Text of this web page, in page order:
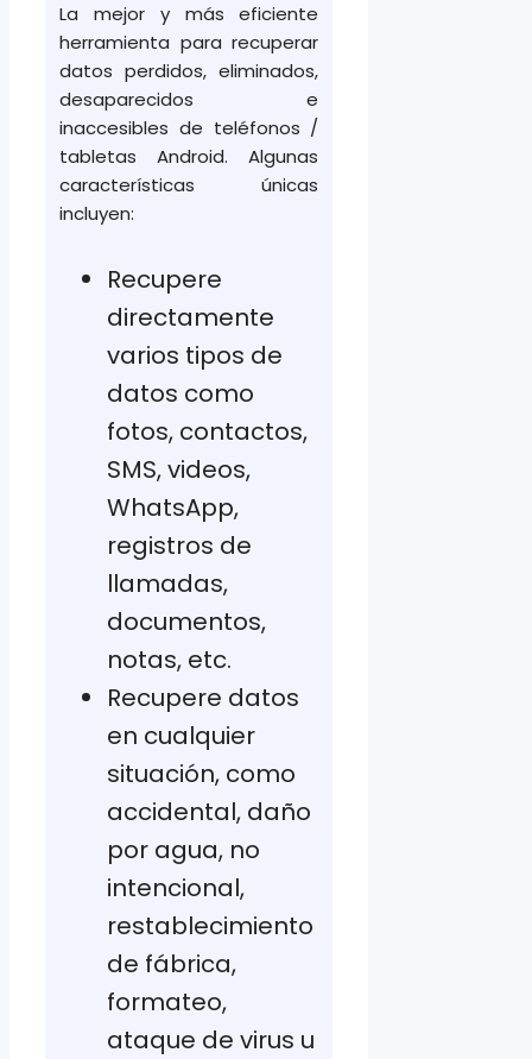
La mejor y más eficiente
herramienta para recuperar
datos perdidos, eliminados,
desaparecidos e
inaccesibles de teléfonos /
tabletas Android. Algunas
características únicas
incluyen:
Recupere
directamente
varios tipos de
datos como
fotos, contactos,
SMS, videos,
WhatsApp,
registros de
llamadas,
documentos,
notas, etc.
Recupere datos
en cualquier
situación, como
accidental, daño
por agua, no
intencional,
restablecimiento
de fábrica,
formateo,
ataque de virus u